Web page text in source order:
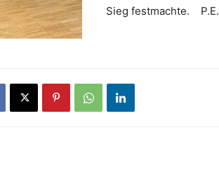
Sieg festmachte. P.E.